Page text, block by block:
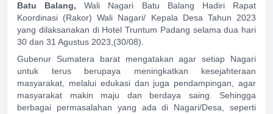
Batu Balang, Wali Nagari Batu Balang Hadiri Rapat
Koordinasi (Rakor) Wali Nagari/ Kepala Desa Tahun 2023
yang dilaksanakan di Hotel Truntum Padang selama dua hari
30 dan 31 Agustus 2023,(30/08).
Gubenur Sumatera barat mengatakan agar setiap Nagari
untuk terus berupaya meningkatkan kesejahteraan
masyarakat, melalui edukasi dan juga pendampingan, agar
masyarakat makin maju dan berdaya saing. Sehingga
berbagai permasalahan yang ada di Nagari/Desa, seperti